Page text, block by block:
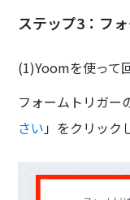
ステップ3：フ
(1)Yoomを使って
フォームトリガー
さい 」をクリック